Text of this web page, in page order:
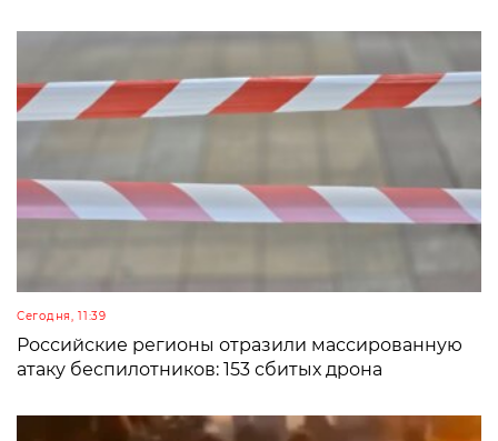
Сегодня, 11:39
Российские регионы отразили массированную
атаку беспилотников: 153 сбитых дрона